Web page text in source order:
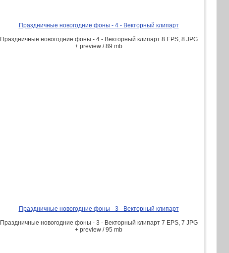
Праздничные новогодние фоны - 4 - Векторный клипарт
Праздничные новогодние фоны - 4 - Векторный клипарт 8 EPS, 8 JPG
+ preview / 89 mb
Праздничные новогодние фоны - 3 - Векторный клипарт
Праздничные новогодние фоны - 3 - Векторный клипарт 7 EPS, 7 JPG
+ preview / 95 mb